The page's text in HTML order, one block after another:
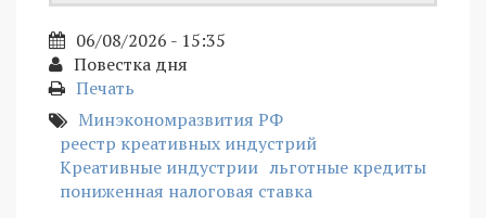
06/08/2026 - 15:35
Повестка дня
Печать
Минэкономразвития РФ
реестр креативных индустрий
Креативные индустрии льготные кредиты
пониженная налоговая ставка